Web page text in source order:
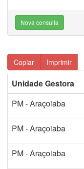
Nova consulta
Copiar Imprimir
Unidade Gestora
PM - Araçoiaba
PM - Araçoiaba
PM - Araçoiaba